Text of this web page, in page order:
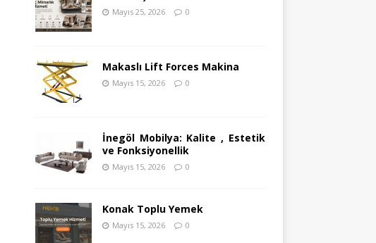
Mayıs 25, 2026 0
Makaslı Lift Forces Makina
Mayıs 15, 2026 0
İnegöl Mobilya: Kalite , Estetik
ve Fonksiyonellik
Mayıs 15, 2026 0
Konak Toplu Yemek
Mayıs 15, 2026 0